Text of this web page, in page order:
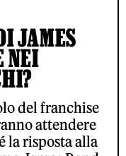
JAMES
NEI
del franchise
attendere
la risposta alla